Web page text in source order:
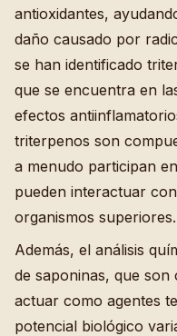
antioxidantes,
daño causado por
se han identificado
que se encuentra en
efectos
triterpenos son
a menudo participan
pueden interactuar
organismos superiores.
Además, el análisis
de saponinas, que
actuar como agentes
potencial biológico